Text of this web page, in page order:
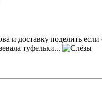
и доставку поделить если
туфельки...